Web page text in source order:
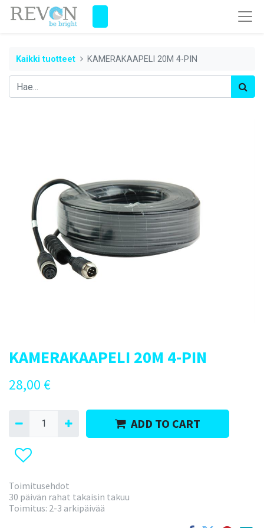
Kaikki tuotteet KAMERAKAAPELI 20M 4-PIN
KAMERAKAAPELI 20M 4-PIN
28,00 €
ADD TO CART
Toimitusehdot
30 päivän rahat takaisin takuu
Toimitus: 2-3 arkipäivää